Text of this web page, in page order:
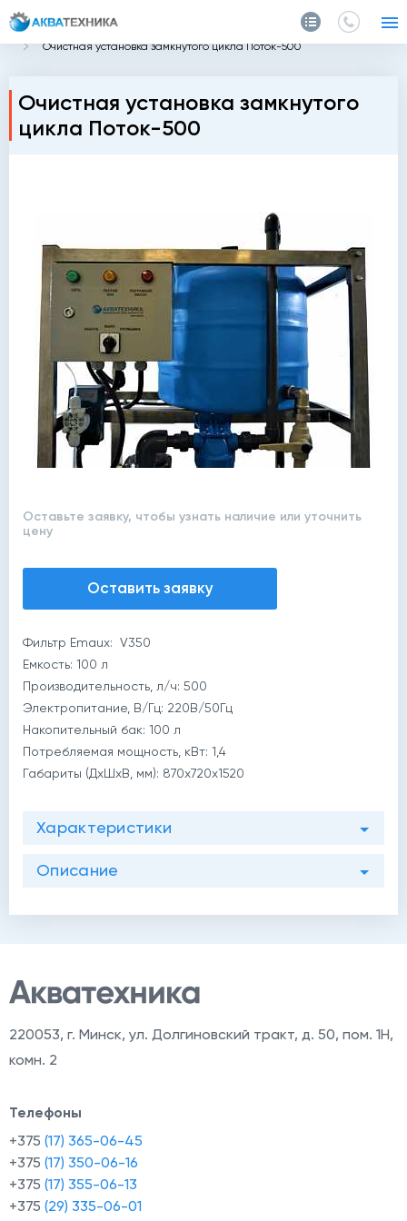
Главная Каталог
Очистные сооружения для автомойки
Очистная установка замкнутого цикла Поток-500
Очистная установка замкнутого
цикла Поток-500
Оставьте заявку, чтобы узнать наличие или уточнить
цену
Оставить заявку
Фильтр Emaux: V350
Емкость: 100 л
Производительность, л/ч: 500
Электропитание, В/Гц: 220В/50Гц
Накопительный бак: 100 л
Потребляемая мощность, кВт: 1,4
Габариты (ДхШхВ, мм): 870x720x1520
Характеристики
Описание
220053, г. Минск, ул. Долгиновский тракт, д. 50, пом. 1Н,
комн. 2
Телефоны
+375 (17) 365-06-45
+375 (17) 350-06-16
+375 (17) 355-06-13
+375 (29) 335-06-01